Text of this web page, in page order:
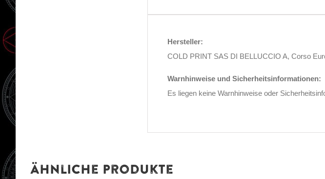
Hersteller:
COLD PRINT SAS DI BELLUCCIO A, Corso
Warnhinweise und Sicherheitsinformationen:
Es liegen keine Warnhinweise oder
Ähnliche Produkte